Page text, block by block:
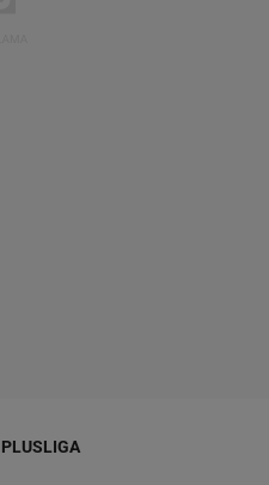
PLUSLIGA